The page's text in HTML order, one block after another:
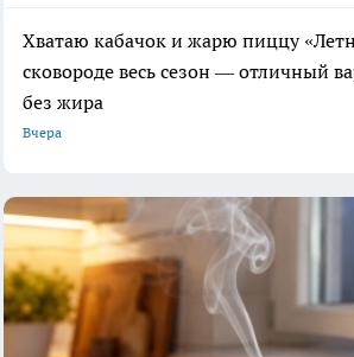
Хватаю кабачок и жарю пиццу
сковороде весь сезон — отличный
без жира
Вчера